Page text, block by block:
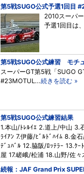
第5戦SUGO公式予選1回目
2010スーパ
予選1回目は
第5戦SUGO公式練習 モチ
スーパーGT第5戦「SUGO
#23MOTUL...続きを読む »
第5戦SUGO公式練習結果
1.本山/ﾄﾚﾙｲｴ 2.道上/中山 3.
ﾗｲｱﾝ 7.伊藤/ﾋﾞﾙﾄﾞﾊｲﾑ 8.金
ﾃﾞｭﾊﾞﾙ 12.脇阪/ﾛｯﾃﾗｰ 13.ｸ
屋 17.嵯峨/松浦 18.山野/佐
続報：JAF Grand Prix